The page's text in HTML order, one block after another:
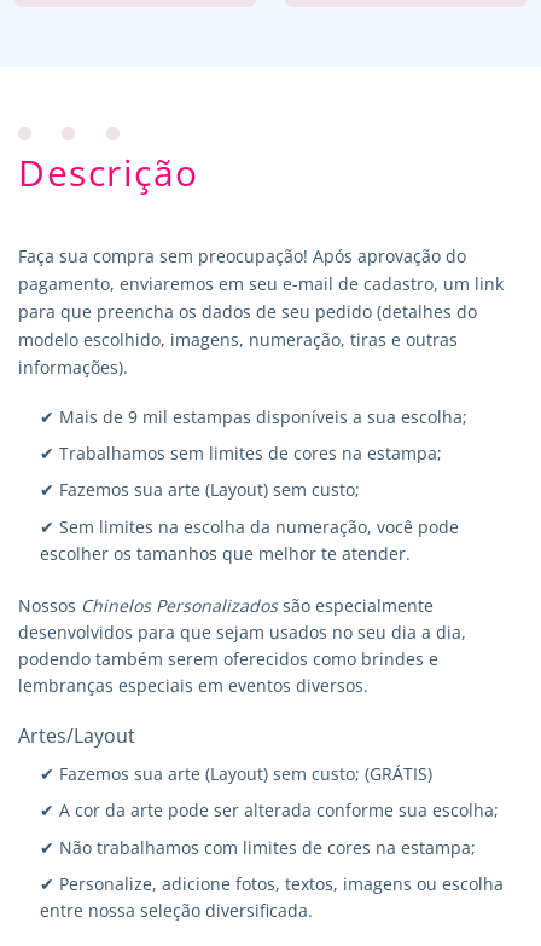
Descrição
Faça sua compra sem preocupação! Após aprovação do
pagamento, enviaremos em seu e-mail de cadastro, um link
para que preencha os dados de seu pedido (detalhes do
modelo escolhido, imagens, numeração, tiras e outras
informações).
✔ Mais de 9 mil estampas disponíveis a sua escolha;
✔ Trabalhamos sem limites de cores na estampa;
✔ Fazemos sua arte (Layout) sem custo;
✔ Sem limites na escolha da numeração, você pode
escolher os tamanhos que melhor te atender.
Nossos Chinelos Personalizadossão especialmente
desenvolvidos para que sejam usados no seu dia a dia,
podendo também serem oferecidos como brindes e
lembranças especiais em eventos diversos.
Artes/Layout
✔ Fazemos sua arte (Layout) sem custo; (GRÁTIS)
✔ A cor da arte pode ser alterada conforme sua escolha;
✔ Não trabalhamos com limites de cores na estampa;
✔ Personalize, adicione fotos, textos, imagens ou escolha
entre nossa seleção diversificada.